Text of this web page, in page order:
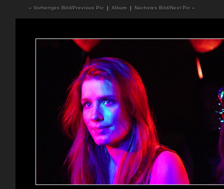
« Vorheriges Bild/Previous Pic | Album | Nächstes Bild/Next Pic »